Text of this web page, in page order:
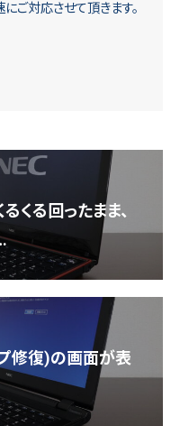
ご対応させて頂きます。
くる回ったまま、
修復)の画面が表